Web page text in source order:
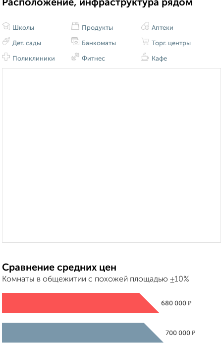
Расположение, инфраструктура рядом
Школы
Дет. сады
Поликлиники
Продукты
Банкоматы
Фитнес
Аптеки
Торг. центры
Кафе
Сравнение средних цен
Комнаты в общежитии с похожей площадью ±10%
680 000₽
700 000 ₽